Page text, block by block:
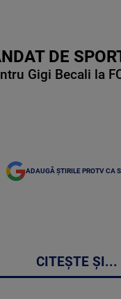
DE
Gigi Becali la
ADAUGĂ ȘTIRILE PROTV CA
CITEȘTE ȘI...